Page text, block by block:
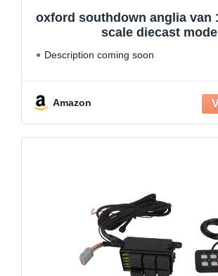
oxford southdown anglia van
scale diecast
Description coming soon
Amazon